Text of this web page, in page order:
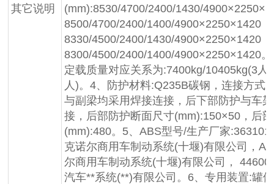
其它说明
(mm):8530/4700/2400/1430/
8500/4700/2400/1400/4900×2250×1420；
8330/4500/2400/1430/4900×2250×1420；
8300/4500/2400/1400/4900×2250×1420
定载质量对应关系为:7400kg/10405kg(3人
人)。4、防护材料:Q235B碳钢，连接方式:
与副梁均采用焊接连接，后下部防护与车
接，后部防护断面尺寸(mm):150×50，后
(mm):480。5、ABS型号/生产厂家
克诺尔商用车制动系统(十堰)有限公司，
尔商用车制动系统(十堰)有限公司，
汽车**系统(**)有限公司。6、专用装置:罐